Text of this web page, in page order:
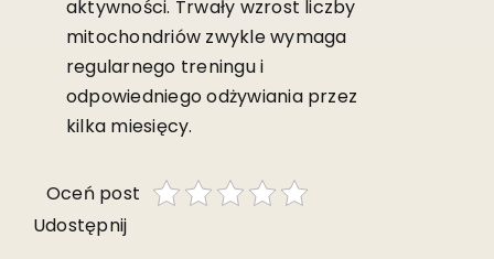
aktywności. Trwały wzrost liczby
mitochondriów zwykle wymaga
regularnego treningu i
odpowiedniego odżywiania przez
kilka miesięcy.
Oceń post
Udostępnij